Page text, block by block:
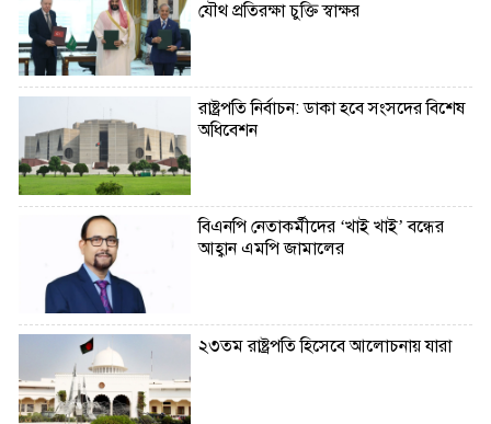
যৌথ প্রতিরক্ষা চুক্তি স্বাক্ষর
রাষ্ট্রপতি নির্বাচন: ডাকা হবে সংসদের বিশেষ
অধিবেশন
বিএনপি নেতাকর্মীদের ‘খাই খাই’ বন্ধের
আহ্বান এমপি জামালের
২৩তম রাষ্ট্রপতি হিসেবে আলোচনায় যারা